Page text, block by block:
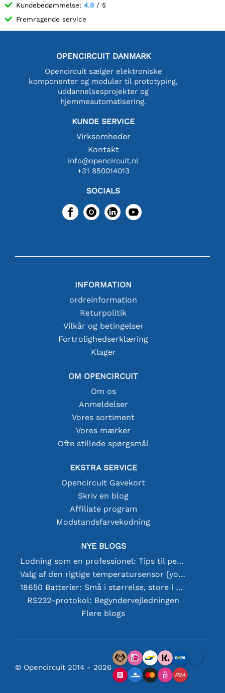
Kundebedømmelse: 4.8 / 5
Fremragende service
OPENCIRCUIT DANMARK
Opencircuit sælger elektroniske
komponenter og moduler til prototyping,
uddannelsesprojekter og
hjemmeautomatisering.
KUNDE SERVICE
Virksomheder
Kontakt
info@opencircuit.nl
+31 850014013
SOCIALS
INFORMATION
ordreinformation
Returpolitik
Vilkår og betingelser
Fortrolighedserklæring
Klager
OM OPENCIRCUIT
Om os
Anmeldelser
Vores sortiment
Vores mærker
Ofte stillede spørgsmål
EKSTRA SERVICE
Opencircuit Gavekort
Skriv en blog
Affiliate program
Modstandsfarvekodning
NYE BLOGS
Lodning som en professionel: Tips til perfekte elektroniske forbindelser
Valg af den rigtige temperatursensor [youtube]
18650 Batterier: Små i størrelse, store i ydeevne
RS232-protokol: Begyndervejledningen
Flere blogs
© Opencircuit 2014 - 2026